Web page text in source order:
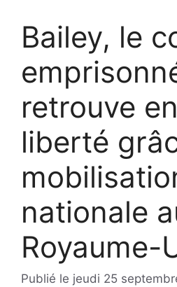
Bailey, le
retrouve
liberté
nationale
Royaume-
Publié le jeudi 25